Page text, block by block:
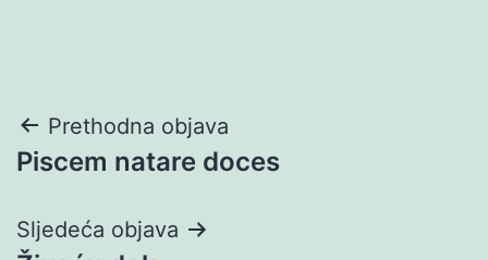
Navigacija
objava
Prethodna objava
Piscem natare doces
Sljedeća objava